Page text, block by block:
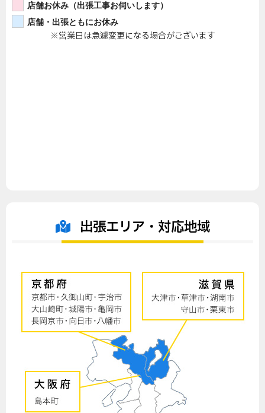
店舗お休み（出張工事お伺いします）
店舗・出張ともにお休み
※営業日は急遽変更になる場合がございます
出張エリア・対応地域